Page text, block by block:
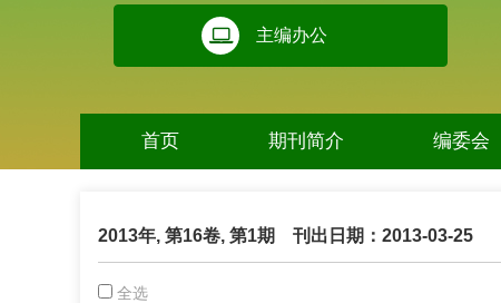
主编办公
首页 期刊简介 编委会
2013年, 第16卷, 第1期 刊出日期：2013-03-25
全选